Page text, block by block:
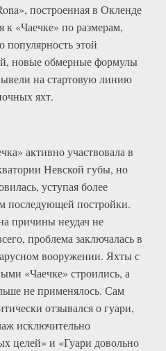
построенная в Окленде
к «Чаечке» по размерам,
этой
новые обмерные формулы
на стартовую линию
яхт.
активно участвовала в
Невской губы, но
уступая более
последующей постройки.
причины неудач не
проблема заключалась в
вооружении. Яхты с
«Чаечке» строились, а
не применялось. Сам
отзывался о гуари,
исключительно
целей» и «Гуари довольно